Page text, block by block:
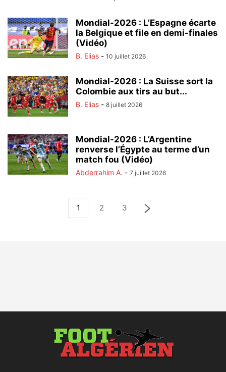
Mondial-2026 : L’Espagne écarte
la Belgique et file en demi-finales
(Vidéo)
B. Elias - 10 juillet 2026
Mondial-2026 : La Suisse sort la
Colombie aux tirs au but...
B. Elias - 8 juillet 2026
Mondial-2026 : L’Argentine
renverse l’Égypte au terme d’un
match fou (Vidéo)
Abderrahim A. - 7 juillet 2026
1 2 3